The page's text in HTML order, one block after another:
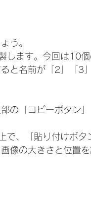
う。
します。今回は10個
と名前が「2」「3
の「コピーボタン
、「貼り付けボタ
像の大きさと位置を